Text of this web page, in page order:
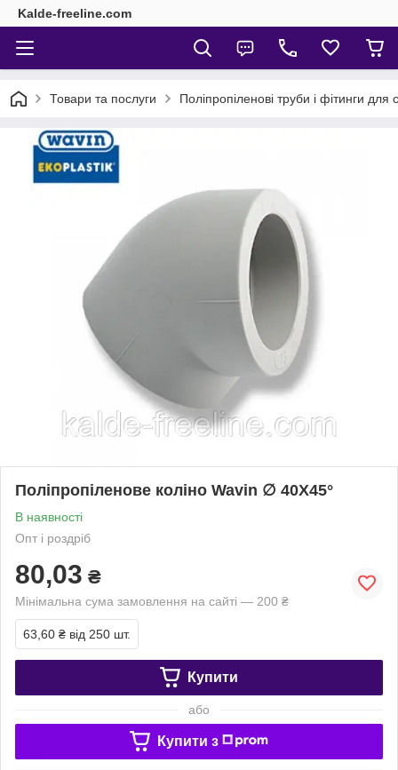
Kalde-freeline.com
Товари та послуги Поліпропіленові труби і фітинги
Поліпропіленове коліно Wavin ∅ 40Х45°
В наявності
Опт і роздріб
80,03 ₴
Мінімальна сума замовлення на сайті — 200 ₴
63,60 ₴ від 250 шт.
Купити
або
Купити з